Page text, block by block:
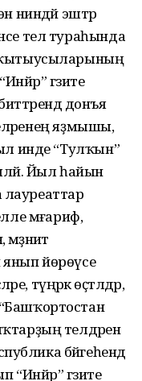
ниндәй эштәр
тел тураһында
гәзите
донъя
яҙмышы,
инде “Тулҡын”
Йыл һайын
мәғариф,
янып йөрөүсе
түңәрәк өҫтәлдәр,
телдәрен
бәйгеһендә
“Инйәр” гәзите